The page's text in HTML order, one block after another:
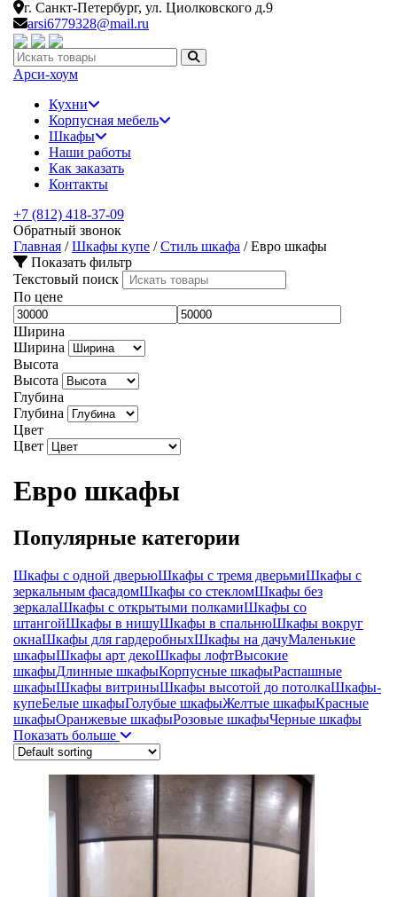
г. Санкт-Петербург, ул. Циолковского д.9
arsi6779328@mail.ru
Искать:
Арси-хоум
Кухни
Корпусная мебель
Шкафы
Наши работы
Как заказать
Контакты
+7 (812) 418-37-09
Обратный звонок
Главная /Шкафы купе /Стиль шкафа /Евро шкафы
Показать фильтр
Текстовый поиск
По цене
Ширина
Ширина
Высота
Высота
Глубина
Глубина
Цвет
Цвет
Евро шкафы
Популярные категории
Шкафы с одной дверьюШкафы с тремя дверьмиШкафы с
зеркальным фасадомШкафы со стекломШкафы без
зеркалаШкафы с открытыми полкамиШкафы со
штангойШкафы в нишуШкафы в спальнюШкафы вокруг
окнаШкафы для гардеробныхШкафы на дачуМаленькие
шкафыШкафы арт декоШкафы лофтВысокие
шкафыДлинные шкафыКорпусные шкафыРаспашные
шкафыШкафы витриныШкафы высотой до потолкаШкафы-
купеБелые шкафыГолубые шкафыЖелтые шкафыКрасные
шкафыОранжевые шкафыРозовые шкафыЧерные шкафы
Показать больше